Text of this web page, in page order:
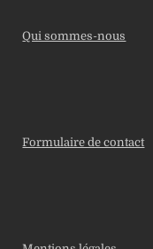
Qui sommes-nous
Formulaire de contact